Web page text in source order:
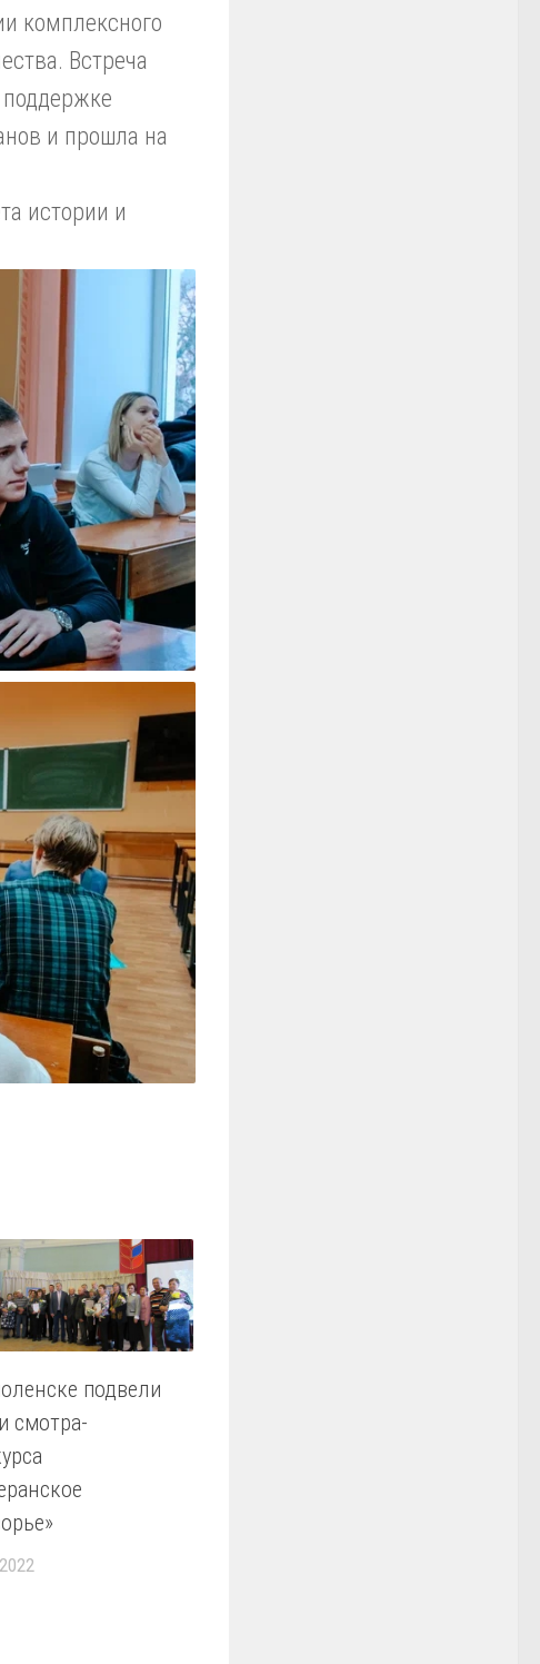
комплексного
Встреча
и прошла на
истории и
подвели
смотра-